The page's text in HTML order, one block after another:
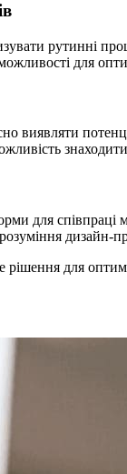
рутинні
для
виявляти
для співпраці
дизайн-
для